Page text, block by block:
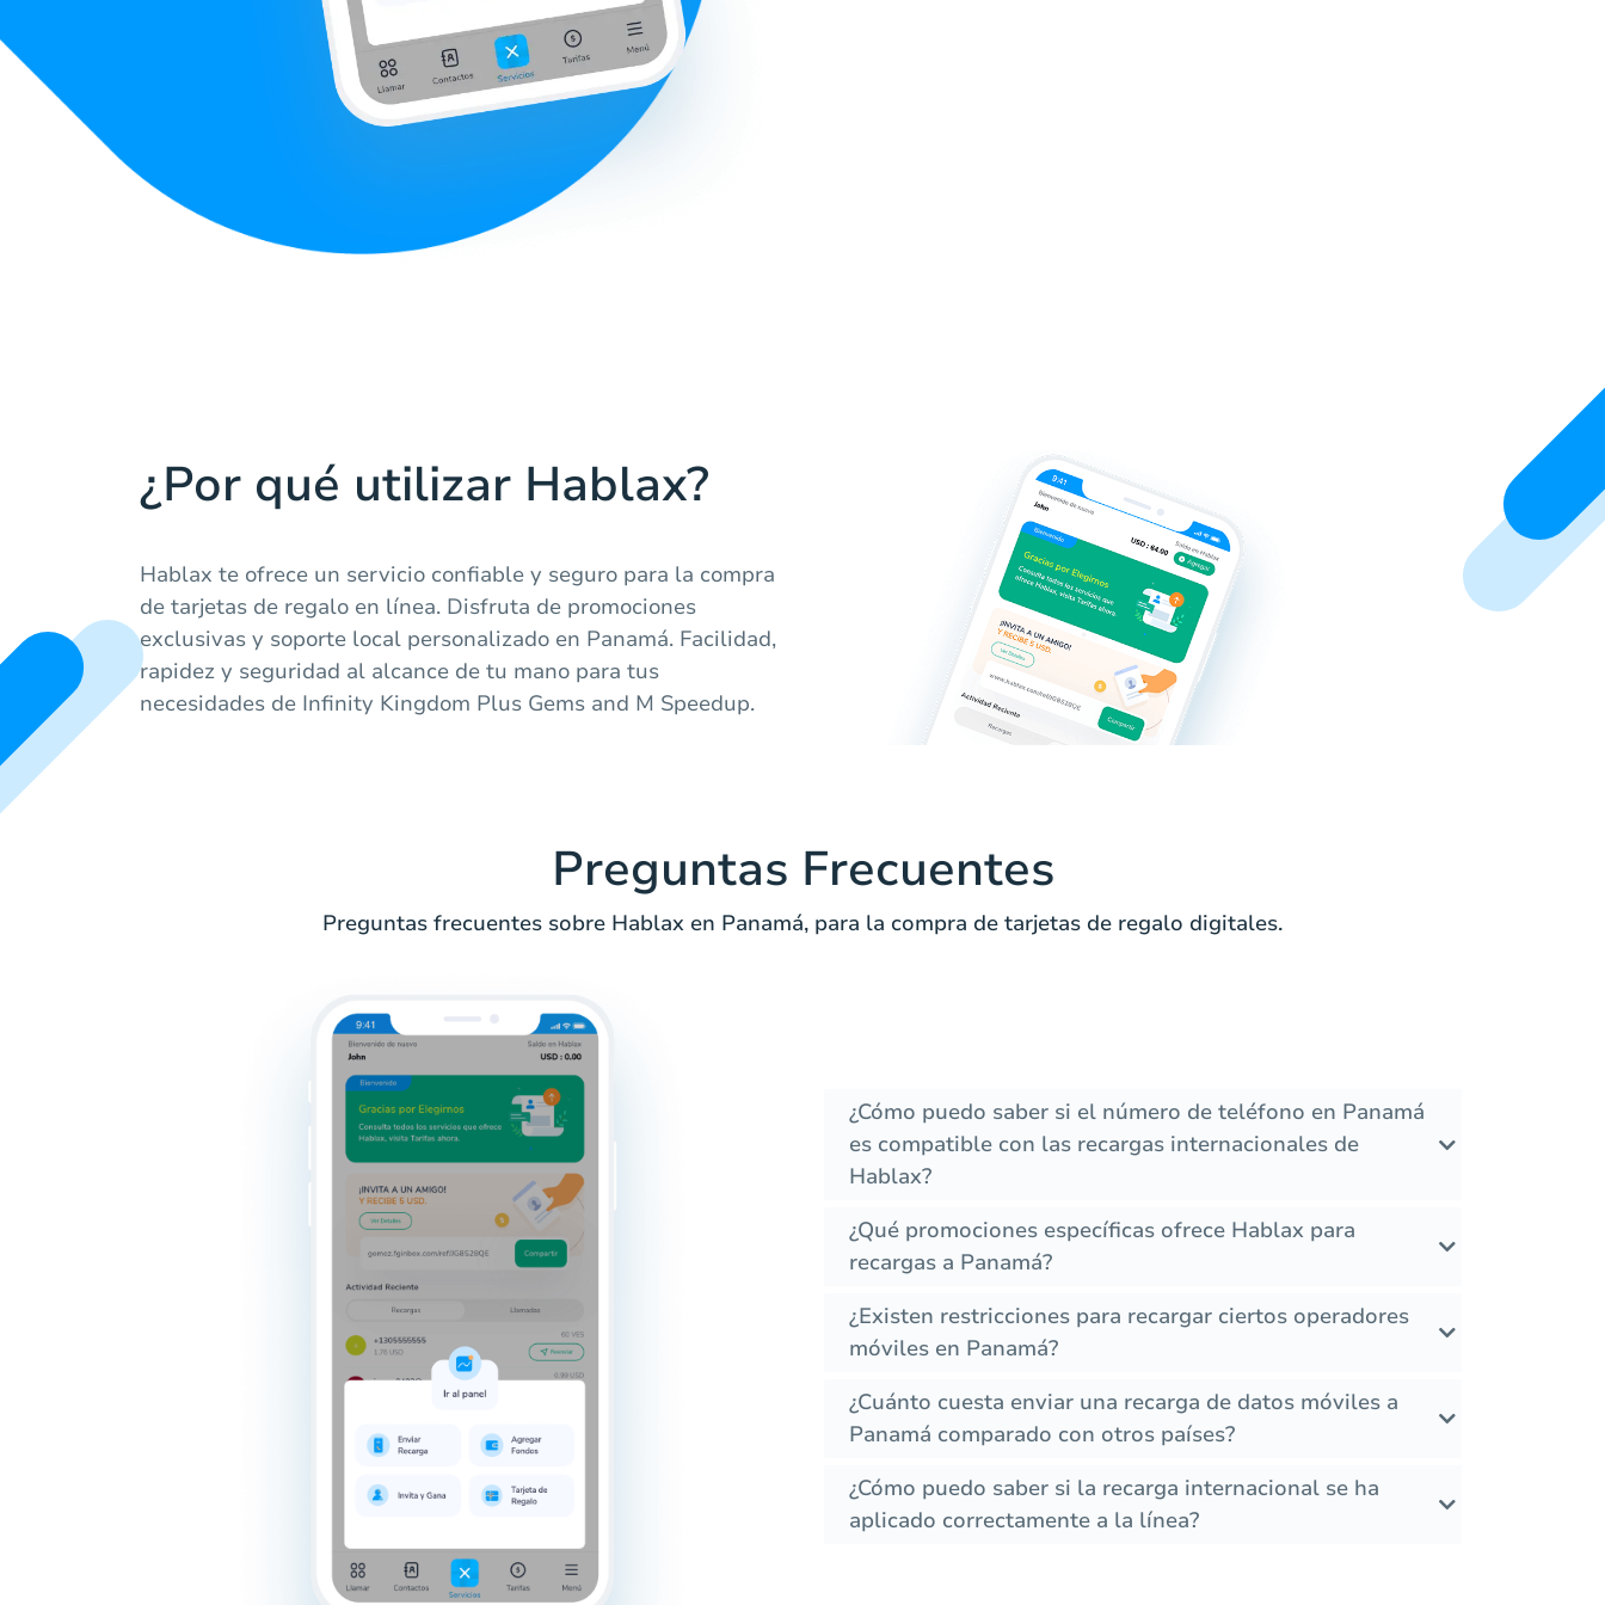
¿Por qué utilizar Hablax?
Hablax te ofrece un servicio confiable y seguro para la compra
de tarjetas de regalo en línea. Disfruta de promociones
exclusivas y soporte local personalizado en Panamá. Facilidad,
rapidez y seguridad al alcance de tu mano para tus
necesidades de Infinity Kingdom Plus Gems and M Speedup.
Preguntas Frecuentes
Preguntas frecuentes sobre Hablax en Panamá, para la compra de tarjetas de regalo digitales.
¿Cómo puedo saber si el número de teléfono en Panamá
es compatible con las recargas internacionales de
Hablax?
¿Qué promociones específicas ofrece Hablax para
recargas a Panamá?
¿Existen restricciones para recargar ciertos operadores
móviles en Panamá?
¿Cuánto cuesta enviar una recarga de datos móviles a
Panamá comparado con otros países?
¿Cómo puedo saber si la recarga internacional se ha
aplicado correctamente a la línea?